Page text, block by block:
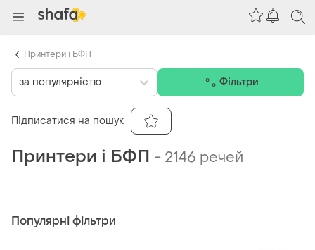
Принтери і БФП - 2146 речей
Популярні фільтри
за популярністю Фільтри
Підписатися на пошук
Принтери і БФП